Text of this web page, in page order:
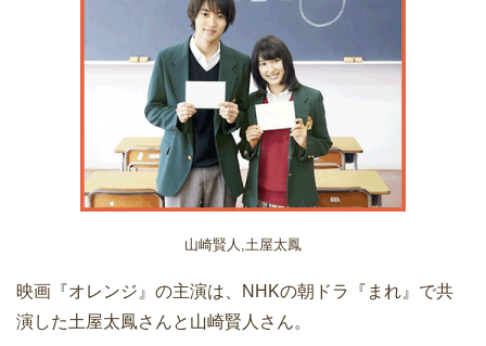
山崎賢人,土屋太鳳
映画『オレンジ』の主演は、NHKの朝ドラ『まれ』で共
演した土屋太鳳さんと山崎賢人さん。